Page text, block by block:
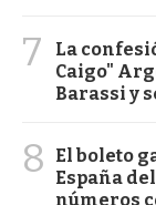
7
La
Caigo"
Barassi y
8
El boleto
España
números